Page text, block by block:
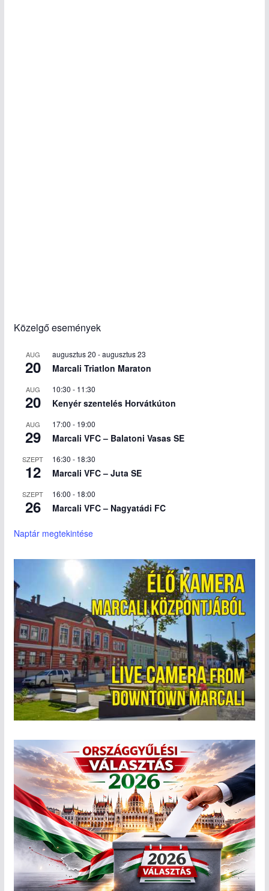
Közelgő események
AUG
20
augusztus 20 -augusztus 23
Marcali Triatlon Maraton
AUG
20
10:30 - 11:30
Kenyér szentelés Horvátkúton
AUG
29
17:00 - 19:00
Marcali VFC – Balatoni Vasas SE
SZEPT
12
16:30 - 18:30
Marcali VFC – Juta SE
SZEPT
26
16:00 - 18:00
Marcali VFC – Nagyatádi FC
Naptár megtekintése